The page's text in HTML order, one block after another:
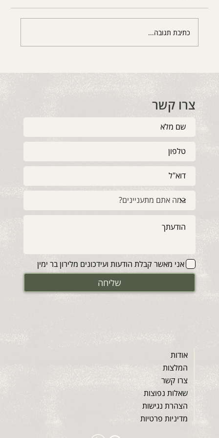
כתיבת תגובה...
צרו קשר
אני מאשר קבלת הודעות ועידכונים מלירון בר ימין
שליחה
אודות
המלצות
צרו קשר
שאלות נפוצות
הצהרת נגישות
מדיניות פרטיות